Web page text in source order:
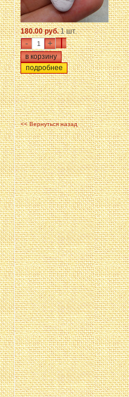
180.00 руб.1 шт.
- +
подробнее
<< Вернуться назад